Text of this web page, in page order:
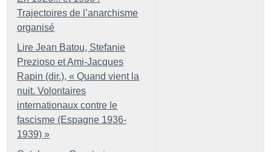
Trajectoires de l’anarchisme
organisé
Lire Jean Batou, Stefanie
Prezioso et Ami-Jacques
Rapin (dir.), « Quand vient la
nuit. Volontaires
internationaux contre le
fascisme (Espagne 1936-
1939) »